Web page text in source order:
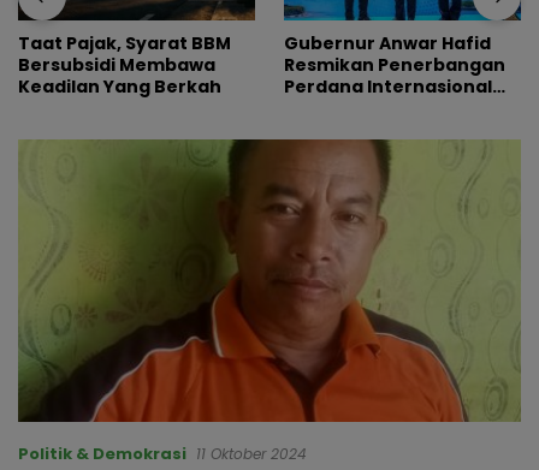
Taat Pajak, Syarat BBM
Bersubsidi Membawa
Keadilan Yang Berkah
Gubernur Anwar Hafid
Resmikan Penerbangan
Perdana Internasional
Politik & Demokrasi 11 Oktober 2024